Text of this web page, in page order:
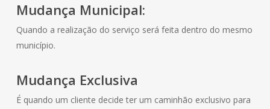
Mudança Municipal:
Quando a realização do serviço será feita dentro do mesmo
município.
Mudança Exclusiva
É quando um cliente decide ter um caminhão exclusivo para